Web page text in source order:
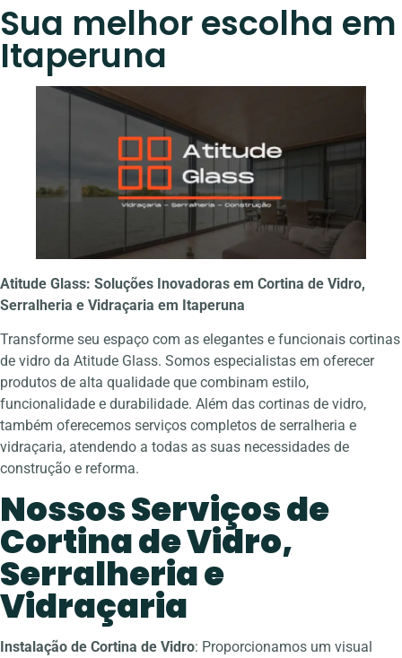
Sua melhor escolha em
Itaperuna
Atitude Glass: Soluções Inovadoras em Cortina de Vidro,
Serralheria e Vidraçaria em Itaperuna
Transforme seu espaço com as elegantes e funcionais cortinas
de vidro da Atitude Glass. Somos especialistas em oferecer
produtos de alta qualidade que combinam estilo,
funcionalidade e durabilidade. Além das cortinas de vidro,
também oferecemos serviços completos de serralheria e
vidraçaria, atendendo a todas as suas necessidades de
construção e reforma.
Nossos Serviços de
Cortina de Vidro,
Serralheria e
Vidraçaria
Instalação de Cortina de Vidro: Proporcionamos um visual